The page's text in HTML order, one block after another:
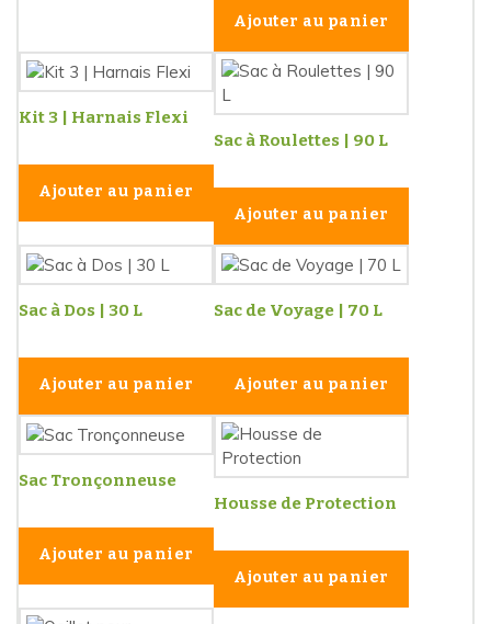
Ajouter au panier
Kit 3 | Harnais Flexi
Ajouter au panier
Sac à Roulettes | 90 L
Ajouter au panier
Sac à Dos | 30 L
Ajouter au panier
Sac de Voyage | 70 L
Ajouter au panier
Sac Tronçonneuse
Ajouter au panier
Housse de Protection
Ajouter au panier